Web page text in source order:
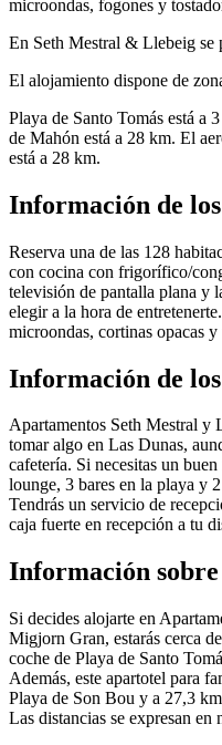
microondas, fogones y
En Seth Mestral & Llebeig se
El alojamiento dispone de
Playa de Santo Tomás está a
de Mahón está a 28 km. El
está a 28 km.
Información de
Reserva una de las 128
con cocina con frigorífico/
televisión de pantalla plana y
elegir a la hora de
microondas, cortinas opacas
Información de
Apartamentos Seth Mestral y
tomar algo en Las Dunas,
cafetería. Si necesitas un
lounge, 3 bares en la playa y
Tendrás un servicio de
caja fuerte en recepción a tu
Información
Si decides alojarte en
Migjorn Gran, estarás cerca
coche de Playa de Santo
Además, este apartotel para
Playa de Son Bou y a 27,3
Las distancias se expresan en